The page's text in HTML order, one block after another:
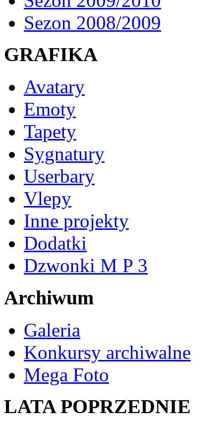
Sezon 2008/2009
GRAFIKA
Avatary
Emoty
Tapety
Sygnatury
Userbary
Vlepy
Inne projekty
Dodatki
Dzwonki M P 3
Archiwum
Galeria
Konkursy archiwalne
Mega Foto
LATA POPRZEDNIE